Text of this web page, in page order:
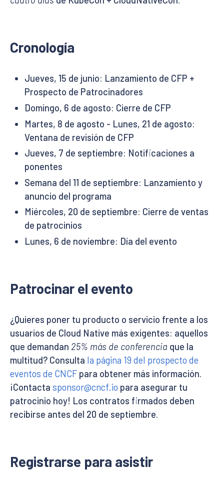
Cronología
Jueves, 15 de junio: Lanzamiento de CFP +
Prospecto de Patrocinadores
Domingo, 6 de agosto: Cierre de CFP
Martes, 8 de agosto - Lunes, 21 de agosto:
Ventana de revisión de CFP
Jueves, 7 de septiembre: Notificaciones a
ponentes
Semana del 11 de septiembre: Lanzamiento y
anuncio del programa
Miércoles, 20 de septiembre: Cierre de ventas
de patrocinios
Lunes, 6 de noviembre: Día del evento
Patrocinar el evento
¿Quieres poner tu producto o servicio frente a los
usuarios de Cloud Native más exigentes: aquellos
que demandan 25% más de conferencia que la
multitud? Consulta la página 19 del prospecto de
eventos de CNCF para obtener más información.
¡Contacta sponsor@cncf.io para asegurar tu
patrocinio hoy! Los contratos firmados deben
recibirse antes del 20 de septiembre.
Registrarse para asistir